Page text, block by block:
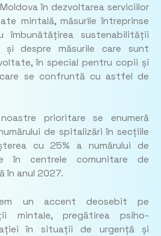
în dezvoltarea serviciilor
mintală, măsurile întreprinse
sustenabilității
și despre măsurile care sunt
în special pentru copii și
se confruntă cu astfel de
prioritare se enumeră
de spitalizări în secțiile
cu 25% a numărului de
în centrele comunitare de
în anul 2027.
un accent deosebit pe
mintale, pregătirea psiho-
în situații de urgență și